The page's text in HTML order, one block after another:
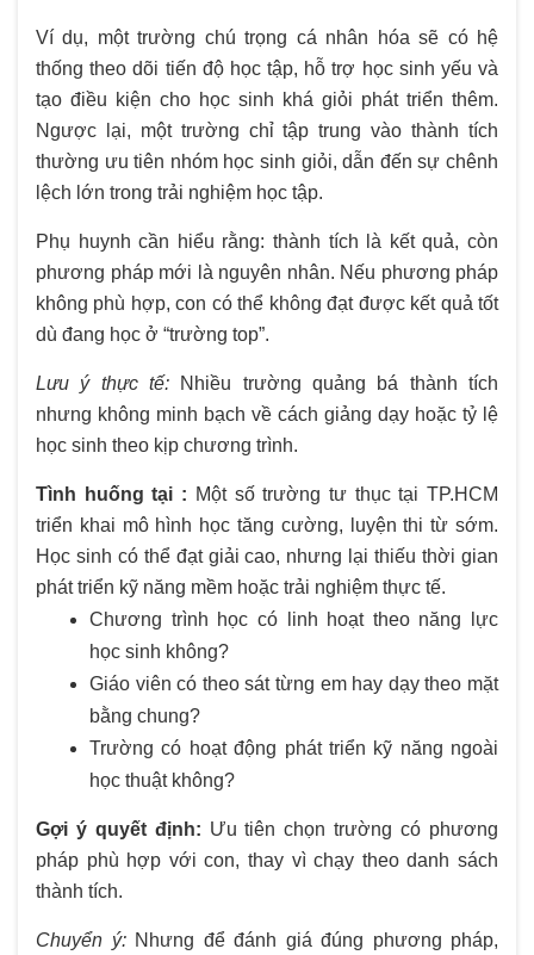
Ví dụ, một trường chú trọng cá nhân hóa sẽ có hệ
thống theo dõi tiến độ học tập, hỗ trợ học sinh yếu và
tạo điều kiện cho học sinh khá giỏi phát triển thêm.
Ngược lại, một trường chỉ tập trung vào thành tích
thường ưu tiên nhóm học sinh giỏi, dẫn đến sự chênh
lệch lớn trong trải nghiệm học tập.
Phụ huynh cần hiểu rằng: thành tích là kết quả, còn
phương pháp mới là nguyên nhân. Nếu phương pháp
không phù hợp, con có thể không đạt được kết quả tốt
dù đang học ở “trường top”.
Lưu ý thực tế: Nhiều trường quảng bá thành tích
nhưng không minh bạch về cách giảng dạy hoặc tỷ lệ
học sinh theo kịp chương trình.
Tình huống tại : Một số trường tư thục tại TP.HCM
triển khai mô hình học tăng cường, luyện thi từ sớm.
Học sinh có thể đạt giải cao, nhưng lại thiếu thời gian
phát triển kỹ năng mềm hoặc trải nghiệm thực tế.
Chương trình học có linh hoạt theo năng lực
học sinh không?
Giáo viên có theo sát từng em hay dạy theo mặt
bằng chung?
Trường có hoạt động phát triển kỹ năng ngoài
học thuật không?
Gợi ý quyết định: Ưu tiên chọn trường có phương
pháp phù hợp với con, thay vì chạy theo danh sách
thành tích.
Chuyển ý:Nhưng để đánh giá đúng phương pháp,